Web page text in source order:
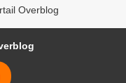
Overblog